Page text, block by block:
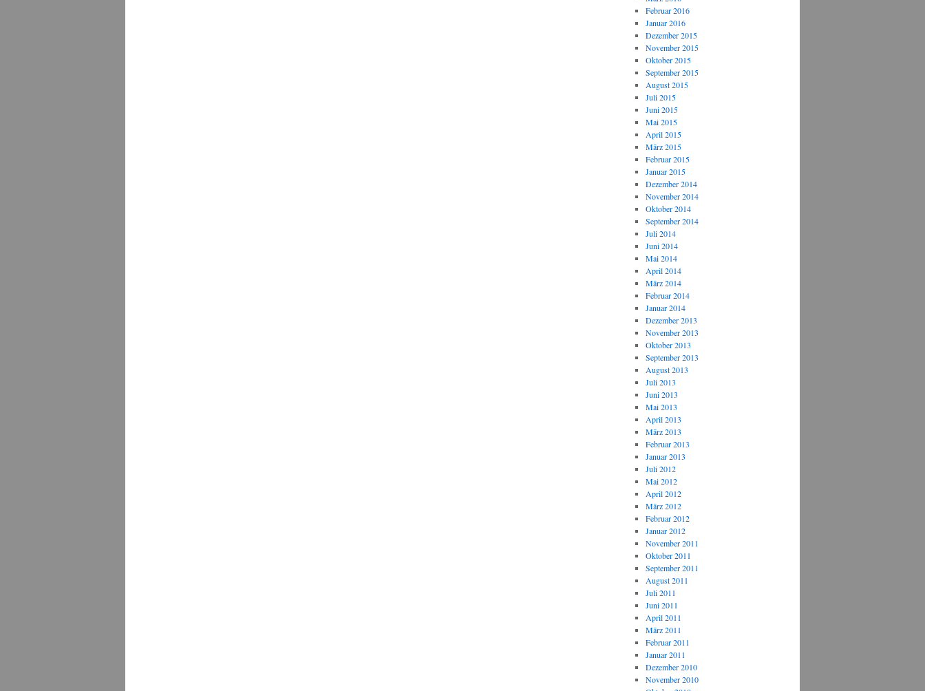
Februar 2016
Januar 2016
Dezember 2015
November 2015
Oktober 2015
September 2015
August 2015
Juli 2015
Juni 2015
Mai 2015
April 2015
März 2015
Februar 2015
Januar 2015
Dezember 2014
November 2014
Oktober 2014
September 2014
Juli 2014
Juni 2014
Mai 2014
April 2014
März 2014
Februar 2014
Januar 2014
Dezember 2013
November 2013
Oktober 2013
September 2013
August 2013
Juli 2013
Juni 2013
Mai 2013
April 2013
März 2013
Februar 2013
Januar 2013
Juli 2012
Mai 2012
April 2012
März 2012
Februar 2012
Januar 2012
November 2011
Oktober 2011
September 2011
August 2011
Juli 2011
Juni 2011
April 2011
März 2011
Februar 2011
Januar 2011
Dezember 2010
November 2010